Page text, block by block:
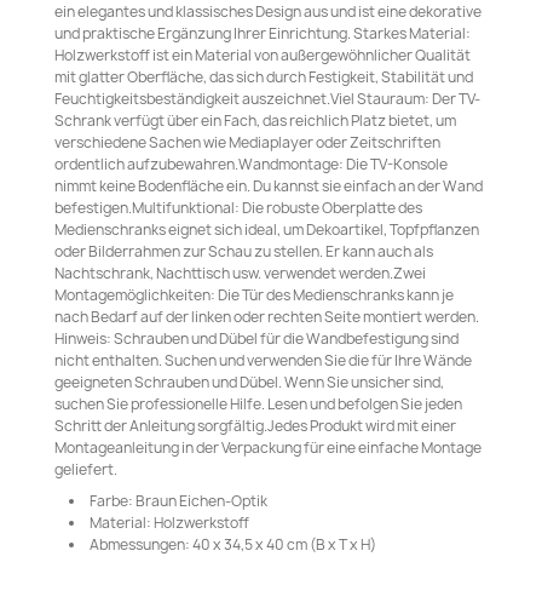
ein elegantes und klassisches Design aus und ist eine dekorative
und praktische Ergänzung Ihrer Einrichtung. Starkes Material:
Holzwerkstoff ist ein Material von außergewöhnlicher Qualität
mit glatter Oberfläche, das sich durch Festigkeit, Stabilität und
Feuchtigkeitsbeständigkeit auszeichnet.Viel Stauraum: Der TV-
Schrank verfügt über ein Fach, das reichlich Platz bietet, um
verschiedene Sachen wie Mediaplayer oder Zeitschriften
ordentlich aufzubewahren.Wandmontage: Die TV-Konsole
nimmt keine Bodenfläche ein. Du kannst sie einfach an der Wand
befestigen.Multifunktional: Die robuste Oberplatte des
Medienschranks eignet sich ideal, um Dekoartikel, Topfpflanzen
oder Bilderrahmen zur Schau zu stellen. Er kann auch als
Nachtschrank, Nachttisch usw. verwendet werden.Zwei
Montagemöglichkeiten: Die Tür des Medienschranks kann je
nach Bedarf auf der linken oder rechten Seite montiert werden.
Hinweis: Schrauben und Dübel für die Wandbefestigung sind
nicht enthalten. Suchen und verwenden Sie die für Ihre Wände
geeigneten Schrauben und Dübel. Wenn Sie unsicher sind,
suchen Sie professionelle Hilfe. Lesen und befolgen Sie jeden
Schritt der Anleitung sorgfältig.Jedes Produkt wird mit einer
Montageanleitung in der Verpackung für eine einfache Montage
geliefert.
Farbe: Braun Eichen-Optik
Material: Holzwerkstoff
Abmessungen: 40 x 34,5 x 40 cm (B x T x H)